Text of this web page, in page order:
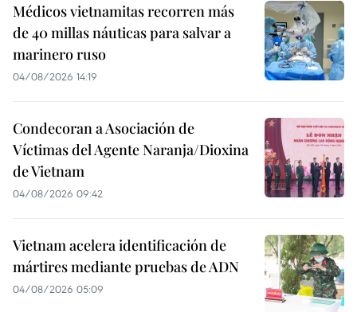
Médicos vietnamitas recorren más
de 40 millas náuticas para salvar a
marinero ruso
04/08/2026 14:19
Condecoran a Asociación de
Víctimas del Agente Naranja/Dioxina
de Vietnam
04/08/2026 09:42
Vietnam acelera identificación de
mártires mediante pruebas de ADN
04/08/2026 05:09